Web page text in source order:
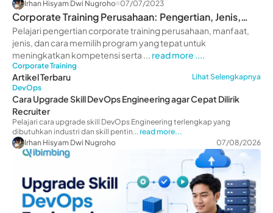
Irhan Hisyam Dwi Nugroho 07/07/2023
Corporate Training Perusahaan: Pengertian, Jenis,
Manfaat
Pelajari pengertian corporate training perusahaan, manfaat,
jenis, dan cara memilih program yang tepat untuk
meningkatkan kompetensi serta ... read more ....
Corporate Training
Artikel Terbaru
Lihat Selengkapnya
DevOps
Cara Upgrade Skill DevOps Engineering agar Cepat Dilirik
Recruiter
Pelajari cara upgrade skill DevOps Engineering terlengkap yang
dibutuhkan industri dan skill pentin... read more...
Irhan Hisyam Dwi Nugroho
07/08/2026